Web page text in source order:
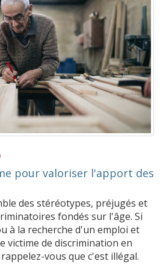
pour valoriser l'apport des
des stéréotypes, préjugés et
fondés sur l'âge. Si
à la recherche d'un emploi et
victime de discrimination en
vous que c'est illégal.